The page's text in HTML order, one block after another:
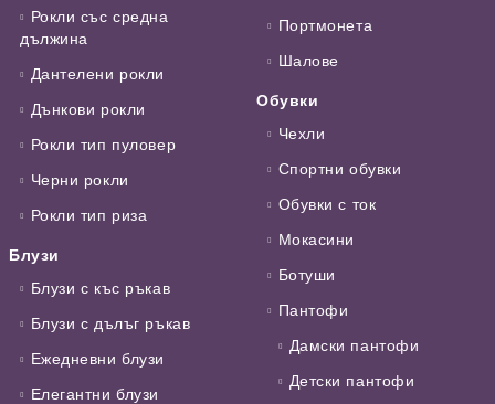
Рокли със средна
дължина
Дантелени рокли
Дънкови рокли
Рокли тип пуловер
Черни рокли
Рокли тип риза
Блузи
Блузи с къс ръкав
Блузи с дълъг ръкав
Ежедневни блузи
Елегантни блузи
Портмонета
Шалове
Обувки
Чехли
Спортни обувки
Обувки с ток
Мокасини
Ботуши
Пантофи
Дамски пантофи
Детски пантофи